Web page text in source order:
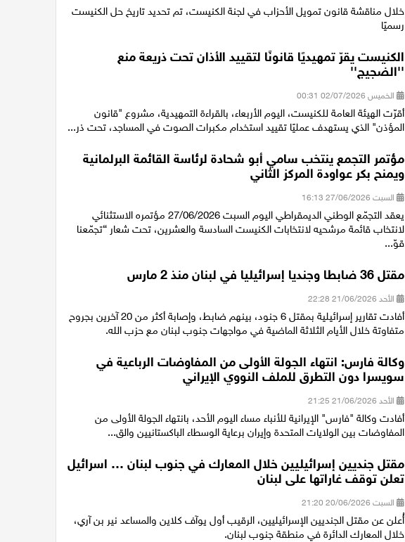
خلال مناقشة قانون تمويل الأحزاب في لجنة الكنيست، تم تحديد تاريخ حل الكنيست
رسميًا
الكنيست يقرّ تمهيديًا قانونًا لتقييد الأذان تحت ذريعة منع
''الضجيج''
الخميس 02/07/2026 00:31
أقرّت الهيئة العامة للكنيست، اليوم الأربعاء، بالقراءة التمهيدية، مشروع "قانون
المؤذن" الذي يستهدف عمليًا تقييد استخدام مكبرات الصوت في المساجد، تحت ذر...
مؤتمر التجمع ينتخب سامي أبو شحادة لرئاسة القائمة البرلمانية
ويمنح بكر عواودة المركز الثاني
السبت 27/06/2026 16:13
يعقد التجمّع الوطني الديمقراطي اليوم السبت 27/06/2026 مؤتمره الاستثنائي
لانتخاب قائمة مرشحيه لانتخابات الكنيست السادسة والعشرين، تحت شعار “تجمّعنا
قوّ...
مقتل 36 ضابطا وجنديا إسرائيليا في لبنان منذ 2 مارس
الأحد 21/06/2026 22:28
أفادت تقارير إسرائيلية بمقتل 6 جنود، بينهم ضابط، وإصابة أكثر من 20 آخرين بجروح
متفاوتة خلال الأيام الثلاثة الماضية في مواجهات جنوب لبنان مع حزب الله.
وكالة فارس: انتهاء الجولة الأولى من المفاوضات الرباعية في
سويسرا دون التطرق للملف النووي الإيراني
الأحد 21/06/2026 21:25
أفادت وكالة "فارس" الإيرانية للأنباء مساء اليوم الأحد، بانتهاء الجولة الأولى من
المفاوضات بين الولايات المتحدة وإيران برعاية الوسطاء الباكستانيين والق...
مقتل جنديين إسرائيليين خلال المعارك في جنوب لبنان … اسرائيل
تعلن توقف غاراتها على لبنان
السبت 20/06/2026 21:20
أُعلن عن مقتل الجنديين الإسرائيليين، الرقيب أول يوآف كلاين والمساعد نير بن آري،
خلال المعارك الدائرة في منطقة جنوب لبنان.